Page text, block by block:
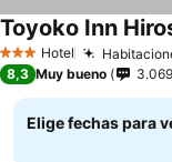
3 Estrellas
Hotel
Toyoko Inn
8,3 Muy bueno 3.069
Elige fechas para